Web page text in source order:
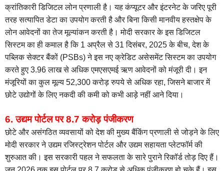
क्रांतिकारी डिजिटल लोन प्रणाली है। यह कंप्यूटर और इंटरनेट के जरिए पूरी
तरह सत्यापित डेटा का उपयोग करती है और बिना किसी मानवीय हस्तक्षेप के
लोन आवेदनों का तेज मूल्यांकन करती है। मोदी सरकार के इस डिजिटल
सिस्टम का ही कमाल है कि 1 अप्रैल से 31 दिसंबर, 2025 के बीच, देश के
पब्लिक सेक्टर बैंकों (PSBs) ने इस नए क्रेडिट असेसमेंट सिस्टम का उपयोग
करते हुए 3.96 लाख से अधिक एमएसएमई ऋण आवेदनों को मंजूरी दी। इन
मंजूरियों का कुल मूल्य 52,300 करोड़ रुपये से अधिक रहा, जिसने बाजार में
छोटे उद्योगों के लिए नकदी की कमी को कभी आड़े नहीं आने दिया।
6. उद्यम पोर्टल पर 8.7 करोड़ पंजीकरण
छोटे और असंगठित व्यवसायों को देश की मुख्य बैंकिंग प्रणाली से जोड़ने के लिए
मोदी सरकार ने उद्यम रजिस्ट्रेशन पोर्टल और उद्यम सहायता प्लेटफॉर्म की
शुरुआत की। इस सरकारी पहल ने सफलता के सारे पुराने रिकॉर्ड तोड़ दिए हैं।